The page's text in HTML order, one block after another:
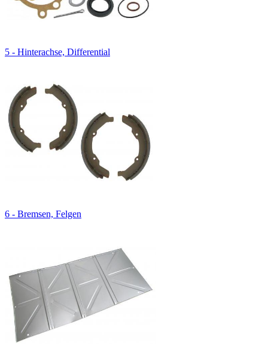
5 - Hinterachse, Differential
6 - Bremsen, Felgen